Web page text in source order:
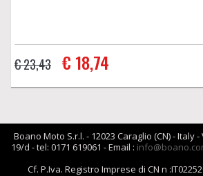
€ 23,43 € 18,74
Boano Moto S.r.l. - 12023 Caraglio (CN) - Italy
19/d - tel: 0171 619061 - Email :
Cf. P.Iva. Registro Imprese di CN n